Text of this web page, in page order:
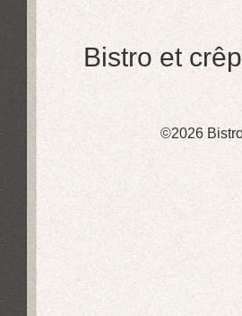
Bistro et
©2026